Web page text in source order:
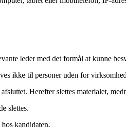
leder med det formål at kunne
ikke til personer uden for
Herefter slettes materialet,
slettes.
kandidaten.